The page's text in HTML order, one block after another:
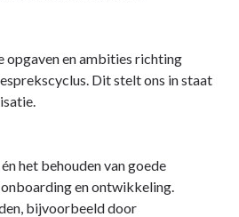
opgaven en ambities richting
Dit stelt ons in staat
het behouden van goede
en ontwikkeling.
bijvoorbeeld door